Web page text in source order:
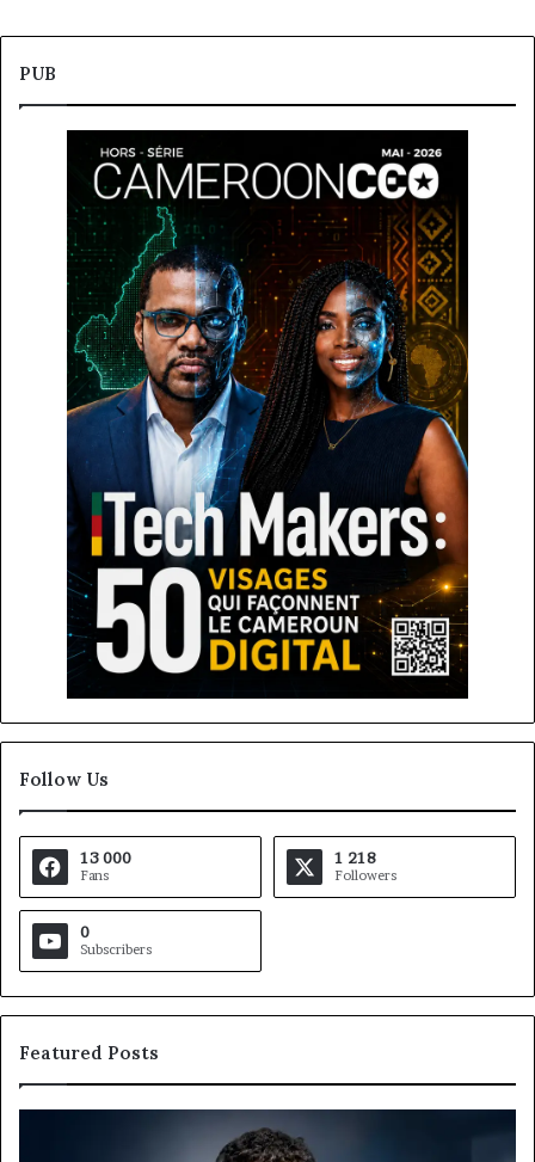
PUB
Follow Us
13 000
Fans
1 218
Followers
0
Subscribers
Featured Posts